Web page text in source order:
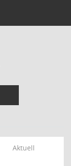
Aktuell